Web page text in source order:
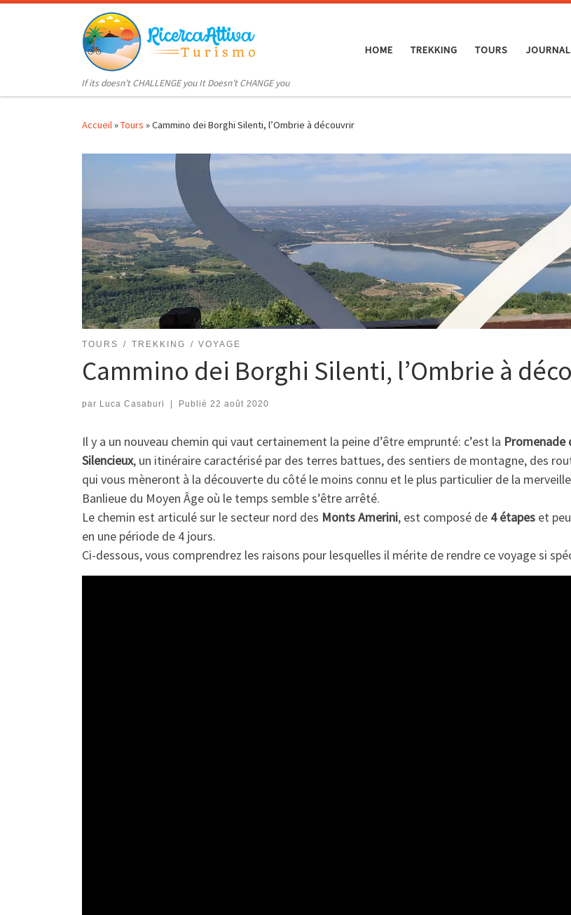
Passer au contenu
If its doesn’t CHALLENGE you It Doesn’t CHANGE you
HOME TREKKING TOURS
Accueil»Tours »Cammino dei Borghi Silenti, l’Ombrie à découvrir
TOURS TREKKING VOYAGE
Cammino dei Borghi Silenti, l’Ombrie à
par Luca Casaburi Publié 22 août 2020
Il y a un nouveau chemin qui vaut certainement la peine d’être emprunté: c’est la Promenade
Silencieux, un itinéraire caractérisé par des terres battues, des sentiers de montagne, des
qui vous mèneront à la découverte du côté le moins connu et le plus particulier de la
Banlieue du Moyen Âge où le temps semble s’être arrêté.
Le chemin est articulé sur le secteur nord des Monts Amerini, est composé de 4 étapes et
en une période de 4 jours.
Ci-dessous, vous comprendrez les raisons pour lesquelles il mérite de rendre ce voyage si